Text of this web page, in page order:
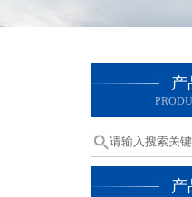
产
产